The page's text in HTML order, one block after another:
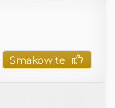
Smakowite